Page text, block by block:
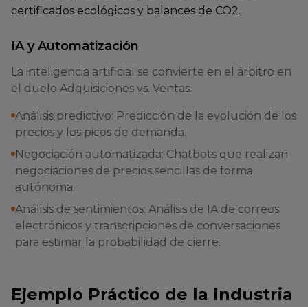
certificados ecológicos y balances de CO2.
IA y Automatización
La inteligencia artificial se convierte en el árbitro en
el duelo Adquisiciones vs. Ventas.
Análisis predictivo: Predicción de la evolución de los
precios y los picos de demanda.
Negociación automatizada: Chatbots que realizan
negociaciones de precios sencillas de forma
autónoma.
Análisis de sentimientos: Análisis de IA de correos
electrónicos y transcripciones de conversaciones
para estimar la probabilidad de cierre.
Ejemplo Práctico de la Industria